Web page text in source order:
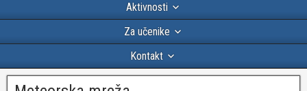
Aktivnosti
Za učenike
Kontakt